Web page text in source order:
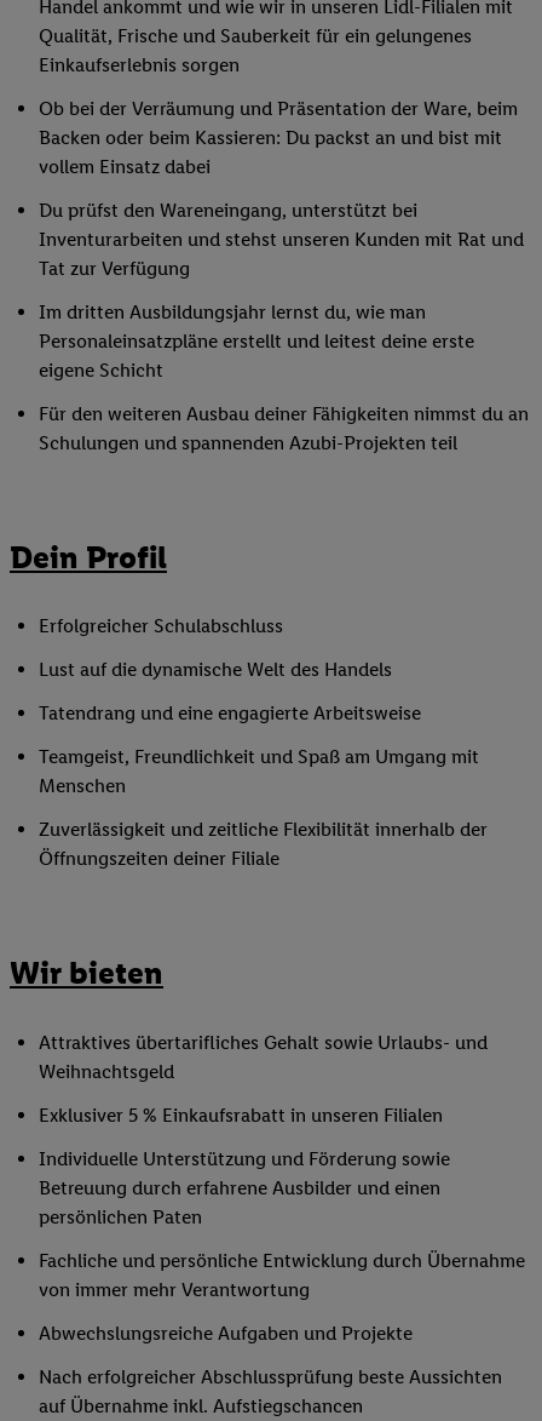
Handel ankommt und wie wir in unseren Lidl-Filialen mit
Qualität, Frische und Sauberkeit für ein gelungenes
Einkaufserlebnis sorgen
Ob bei der Verräumung und Präsentation der Ware, beim
Backen oder beim Kassieren: Du packst an und bist mit
vollem Einsatz dabei
Du prüfst den Wareneingang, unterstützt bei
Inventurarbeiten und stehst unseren Kunden mit Rat und
Tat zur Verfügung
Im dritten Ausbildungsjahr lernst du, wie man
Personaleinsatzpläne erstellt und leitest deine erste
eigene Schicht
Für den weiteren Ausbau deiner Fähigkeiten nimmst du an
Schulungen und spannenden Azubi-Projekten teil
Dein Profil
Erfolgreicher Schulabschluss
Lust auf die dynamische Welt des Handels
Tatendrang und eine engagierte Arbeitsweise
Teamgeist, Freundlichkeit und Spaß am Umgang mit
Menschen
Zuverlässigkeit und zeitliche Flexibilität innerhalb der
Öffnungszeiten deiner Filiale
Wir bieten
Attraktives übertarifliches Gehalt sowie Urlaubs- und
Weihnachtsgeld
Exklusiver 5 % Einkaufsrabatt in unseren Filialen
Individuelle Unterstützung und Förderung sowie
Betreuung durch erfahrene Ausbilder und einen
persönlichen Paten
Fachliche und persönliche Entwicklung durch Übernahme
von immer mehr Verantwortung
Abwechslungsreiche Aufgaben und Projekte
Nach erfolgreicher Abschlussprüfung beste Aussichten
auf Übernahme inkl. Aufstiegschancen